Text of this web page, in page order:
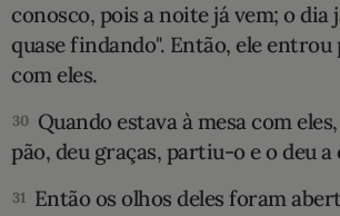
conosco, pois a noite já vem; o dia
quase findando". Então, ele
com eles.
30 Quando estava à mesa com
pão, deu graças, partiu-o e o deu a
31 Então os olhos deles foram